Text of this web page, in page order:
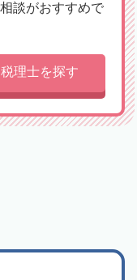
談がおすすめで
理士を探す